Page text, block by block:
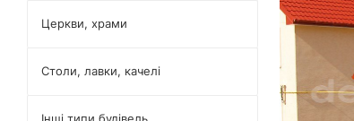
Церкви, храми
Столи, лавки, качелі